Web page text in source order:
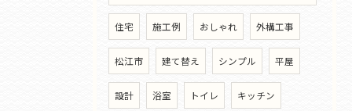
住宅 施工例 おしゃれ 外構工事
松江市 建て替え シンプル 平屋
設計 浴室 トイレ キッチン